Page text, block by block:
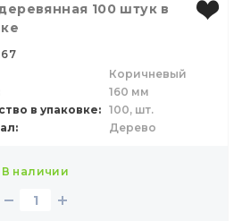
100 штук в
Коричневый
160 мм
в упаковке
100, шт.
Дерево
в наличии